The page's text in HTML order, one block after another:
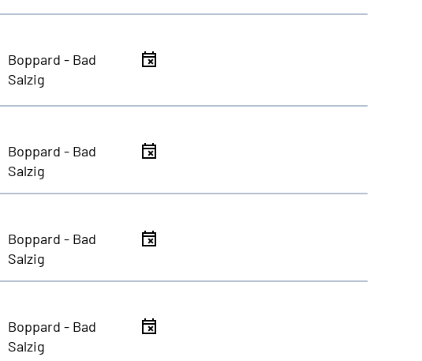
Boppard - Bad
Salzig
Boppard - Bad
Salzig
Boppard - Bad
Salzig
Boppard - Bad
Salzig